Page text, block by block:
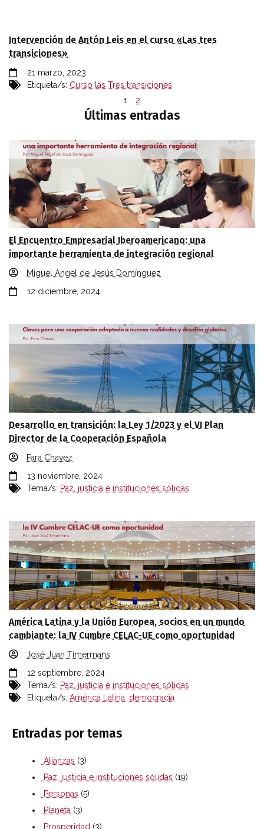
Intervención de Antón Leis en el curso «Las tres
transiciones»
21 marzo, 2023
Etiqueta/s: Curso las Tres transiciones
1
2
Últimas entradas
El Encuentro Empresarial Iberoamericano: una
importante herramienta de integración regional
Miguel Ángel de Jesús Domínguez
12 diciembre, 2024
Desarrollo en transición: la Ley 1/2023 y el VI Plan
Director de la Cooperación Española
Fara Chavez
13 noviembre, 2024
Tema/s: Paz, justicia e instituciones sólidas
América Latina y la Unión Europea, socios en un mundo
cambiante: la IV Cumbre CELAC-UE como oportunidad
José Juan Timermans
12 septiembre, 2024
Tema/s: Paz, justicia e instituciones sólidas
Etiqueta/s: América Latina democracia
Entradas por temas
Alianzas (3)
Paz, justicia e instituciones sólidas (19)
Personas (5)
Planeta (3)
Prosperidad (3)